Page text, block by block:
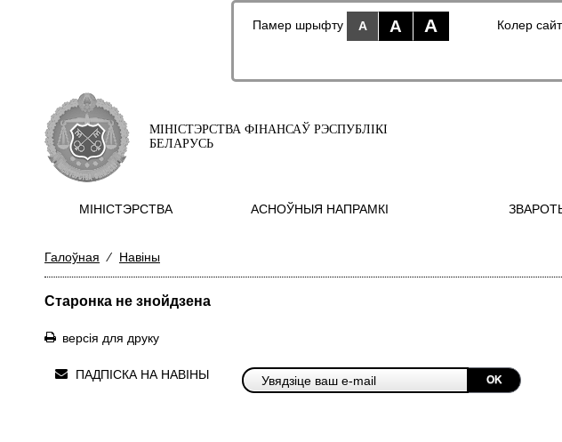
Памер шрыфту A A A Колер
МІНІСТЭРСТВА ФІНАНСАЎ РЭСПУБЛІКІ
БЕЛАРУСЬ
МIНIСТЭРСТВА АСНОЎНЫЯ НАПРАМКI
Галоўная ⁄ Навіны
Старонка не знойдзена
версія для друку
ПАДПІСКА НА НАВІНЫ OK